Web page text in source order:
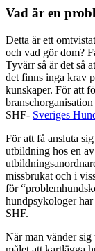
Vad är en
Detta är ett
och vad gör dom?
Tyvärr så är det så
det finns inga krav
kunskaper. För att
SHF- Sveriges
För att få ansluta
utbildning hos en
missbrukat och i
för
hundpsykologer
SHF.
När man vänder